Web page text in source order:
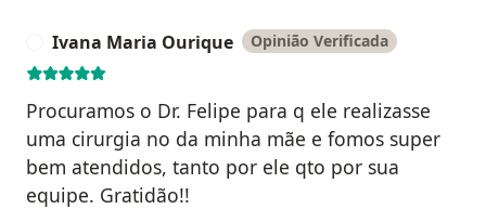
Ivana Maria Ourique Opinião Verificada
Procuramos o Dr. Felipe para q ele realizasse
uma cirurgia no da minha mãe e fomos super
bem atendidos, tanto por ele qto por sua
equipe. Gratidão!!